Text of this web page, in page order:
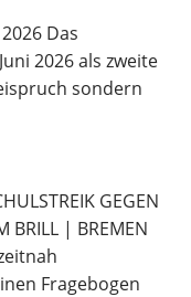
Das
2026 als zweite
sondern
GEGEN
BRILL | BREMEN
Fragebogen